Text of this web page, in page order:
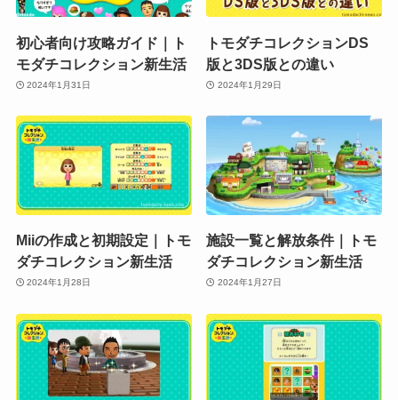
初心者向け攻略ガイド｜ト
モダチコレクション新生活
2024年1月31日
トモダチコレクションDS
版と3DS版との違い
2024年1月29日
Miiの作成と初期設定｜トモ
ダチコレクション新生活
2024年1月28日
施設一覧と解放条件｜トモ
ダチコレクション新生活
2024年1月27日